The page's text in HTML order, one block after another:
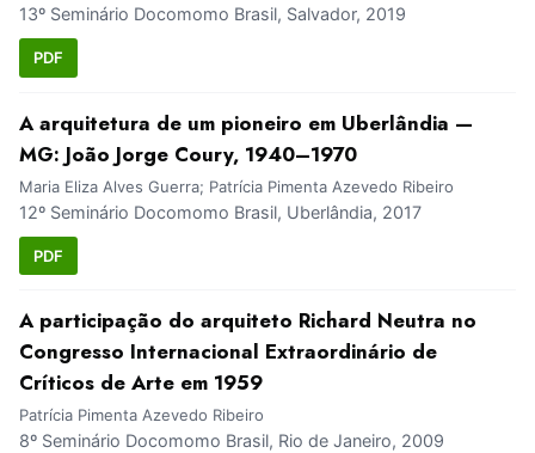
13º Seminário Docomomo Brasil, Salvador, 2019
PDF
A arquitetura de um pioneiro em Uberlândia —
MG: João Jorge Coury, 1940–1970
Maria Eliza Alves Guerra; Patrícia Pimenta Azevedo Ribeiro
12º Seminário Docomomo Brasil, Uberlândia, 2017
PDF
A participação do arquiteto Richard Neutra no
Congresso Internacional Extraordinário de
Críticos de Arte em 1959
Patrícia Pimenta Azevedo Ribeiro
8º Seminário Docomomo Brasil, Rio de Janeiro, 2009